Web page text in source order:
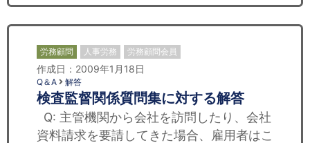
労務顧問 人事労務 労務顧問会員
作成日：2009年1月18日
Q＆A 解答
検査監督関係質問集に対する解答
Q: 主管機関から会社を訪問したり、会社
資料請求を要請してきた場合、雇用者はこ